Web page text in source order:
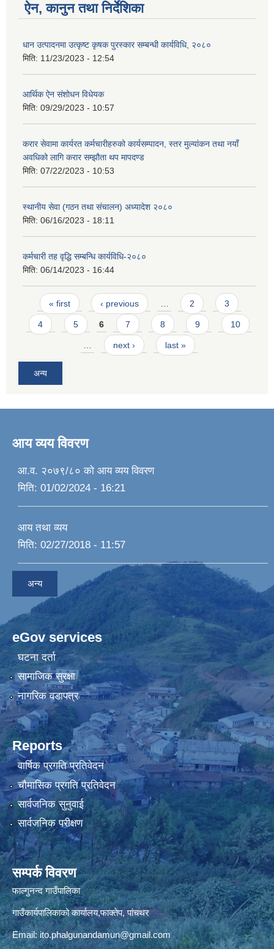
ऐन, कानुन तथा निर्देशिका
धान उत्पादनमा उत्कृष्ट कृषक पुरस्कार सम्बन्धी कार्यविधि, २०८०
मिति: 11/23/2023 - 12:54
आर्थिक ऐन संशोधन विधेयक
मिति: 09/29/2023 - 10:57
करार सेवामा कार्यरत कर्मचारीहरुको कार्यसम्पादन, स्तर मुल्यांकन तथा नयाँ
अवधिको लागि करार सम्झौता थप मापदण्ड
मिति: 07/22/2023 - 10:53
स्थानीय सेवा (गठन तथा संचालन) अध्यादेश २०८०
मिति: 06/16/2023 - 18:11
कर्मचारी तह वृद्धि सम्बन्धि कार्यविधि-२०८०
मिति: 06/14/2023 - 16:44
Pages
« first ‹ previous 2 3
4 5 6 7 8 9 10
next › last »
अन्य
आय व्यय विवरण
आ.व. २०७९/८० को आय व्यय विवरण
मिति: 01/02/2024 - 16:21
आय तथा व्यय
मिति: 02/27/2018 - 11:57
अन्य
eGov services
घटना दर्ता
सामाजिक सुरक्षा
नागरिक वडापत्र
Reports
वार्षिक प्रगति प्रतिवेदन
चौमासिक प्रगति प्रतिवेदन
सार्वजनिक सुनुवाई
सार्वजनिक परीक्षण
सम्पर्क विवरण
फाल्गुनन्द गाउँपालिका
गाउँकार्यपालिकाको कार्यालय,फाक्तेप, पांचथर
Email: ito.phalgunandamun@gmail.com